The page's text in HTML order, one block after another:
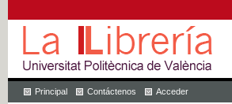
Principal Contáctenos Acceder